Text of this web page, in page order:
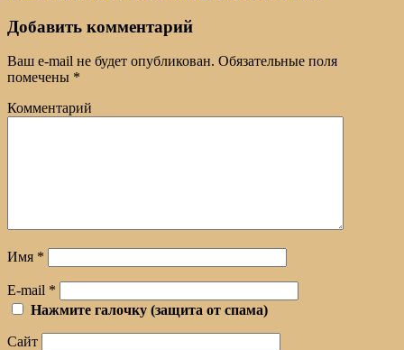
Добавить комментарий
Ваш e-mail не будет опубликован. Обязательные поля
помечены *
Комментарий
Имя *
E-mail *
Нажмите галочку (защита от спама)
Сайт